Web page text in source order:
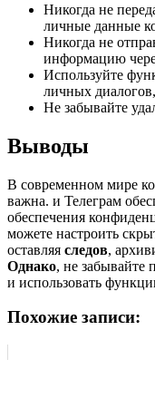
Никогда не
личные данные
Никогда не
информацию
Используйте
личных
Не забывайте
Выводы
В современном мире
важна. и Телеграм
обеспечения
можете настроить
оставляя следов,
Однако, не забывайте
и использовать
Похожие записи: